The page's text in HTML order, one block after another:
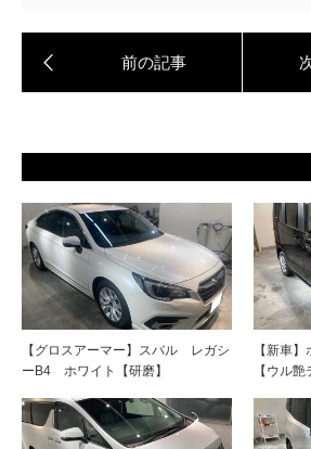
【グロスアーマー】スバル レガシ
ーB4 ホワイト【研磨】
【新車
【ウル